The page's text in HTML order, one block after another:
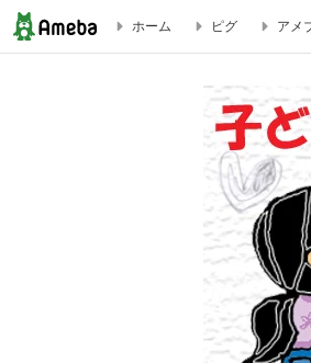
埼玉県★匿名希望さまのオリジナルグ
ホーム ピグ アメ